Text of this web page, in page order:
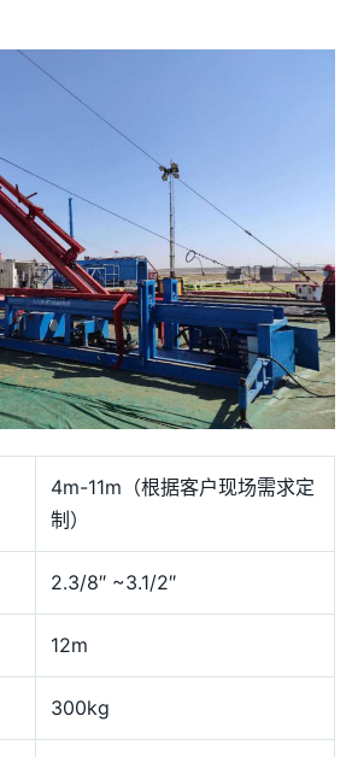
4m-11m（根据客户现场需求定
制）
2.3/8″ ~3.1/2″
12m
300kg